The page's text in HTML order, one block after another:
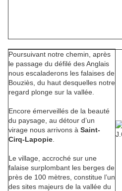
Poursuivant notre chemin, après
le passage du défilé des Anglais
nous escaladerons les falaises de
Bouziès, du haut desquelles notre
regard plonge sur la vallée.
Encore émerveillés de la beauté
du paysage, au détour d’un
virage nous arrivons à Saint-
Cirq-Lapopie
Le village, accroché sur une
falaise surplombant les berges de
près de 100 mètres, constitue l’un
des sites majeurs de la vallée du